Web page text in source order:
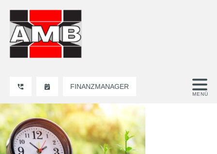
FINANZMANAGER